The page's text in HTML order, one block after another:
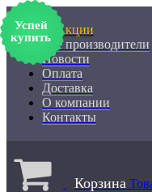
% Акции
Все производители
Новости
Оплата
Доставка
О компании
Контакты
Корзина
Успей
купить